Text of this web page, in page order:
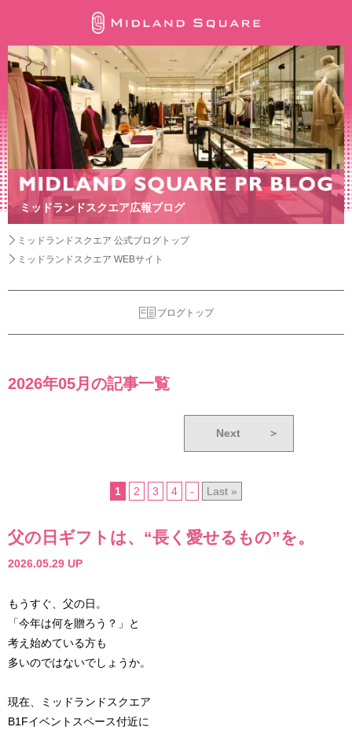
ミッドランドスクエア広報ブログ
ミッドランドスクエア 公式ブログトップ
ミッドランドスクエア WEBサイト
ブログトップ
2026年05月の記事一覧
1 2 3 4 -
Next ＞
Last »
父の日ギフトは、“長く愛せるもの”を。
2026.05.29 UP
もうすぐ、父の日。
「今年は何を贈ろう？」と
考え始めている方も
多いのではないでしょうか。
現在、ミッドランドスクエア
B1Fイベントスペース付近に